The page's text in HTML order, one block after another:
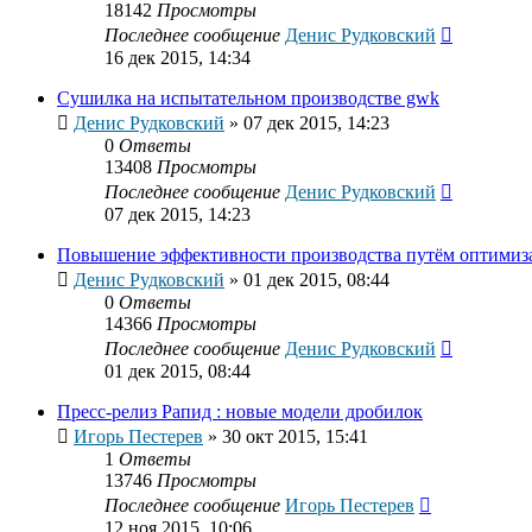
18142 Просмотры
Последнее сообщение Денис Рудковский
16 дек 2015, 14:34
Сушилка на испытательном производстве gwk
Денис Рудковский » 07 дек 2015, 14:23
0 Ответы
13408 Просмотры
Последнее сообщение Денис Рудковский
07 дек 2015, 14:23
Повышение эффективности производства путём
Денис Рудковский » 01 дек 2015, 08:44
0 Ответы
14366 Просмотры
Последнее сообщение Денис Рудковский
01 дек 2015, 08:44
Пресс-релиз Рапид : новые модели дробилок
Игорь Пестерев » 30 окт 2015, 15:41
1 Ответы
13746 Просмотры
Последнее сообщение Игорь Пестерев